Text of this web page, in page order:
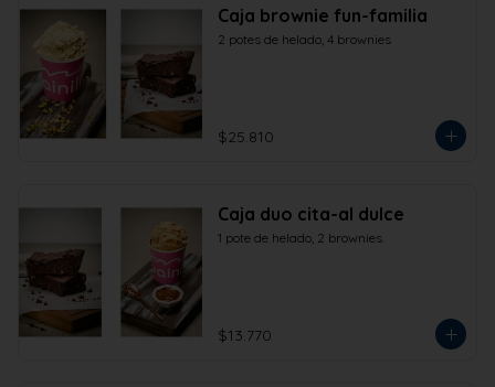
Caja brownie fun-familia
2 potes de helado, 4 brownies
$25.810
Caja duo cita-al dulce
1 pote de helado, 2 brownies.
$13.770